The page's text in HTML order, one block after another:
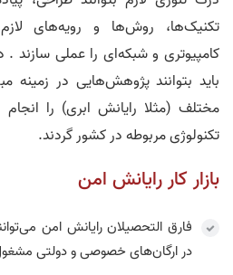
تکنیک‌ها، روش‌ها و رویه‌های
کامپیوتری و شبکه‌ای را عملی سازند
باید بتوانند پژوهش‌هایی در
مختلف (مثلا رایانش ابری) را
تکنولوژی مربوطه در کشور گردند.
بازار کار رایانش امن
فارق التحصیلان رایانش امن
در ارگان‌های خصوصی و دولتی